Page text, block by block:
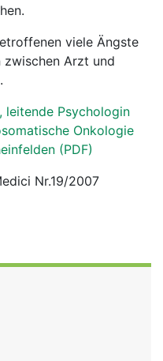
viele Ängste
zwischen Arzt und
leitende Psychologin
Onkologie
(PDF)
Nr.19/2007